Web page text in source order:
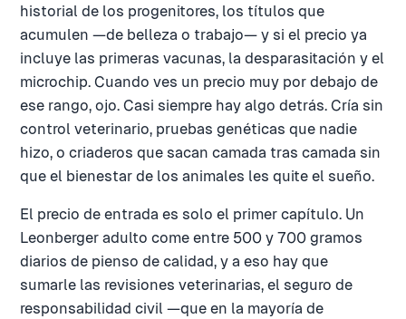
historial de los progenitores, los títulos que
acumulen —de belleza o trabajo— y si el precio ya
incluye las primeras vacunas, la desparasitación y el
microchip. Cuando ves un precio muy por debajo de
ese rango, ojo. Casi siempre hay algo detrás. Cría sin
control veterinario, pruebas genéticas que nadie
hizo, o criaderos que sacan camada tras camada sin
que el bienestar de los animales les quite el sueño.
El precio de entrada es solo el primer capítulo. Un
Leonberger adulto come entre 500 y 700 gramos
diarios de pienso de calidad, y a eso hay que
sumarle las revisiones veterinarias, el seguro de
responsabilidad civil —que en la mayoría de